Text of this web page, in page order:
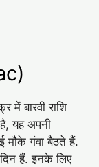
में बारवी राशि
यह अपनी
गंवा बैठते हैं.
हैं. इनके लिए